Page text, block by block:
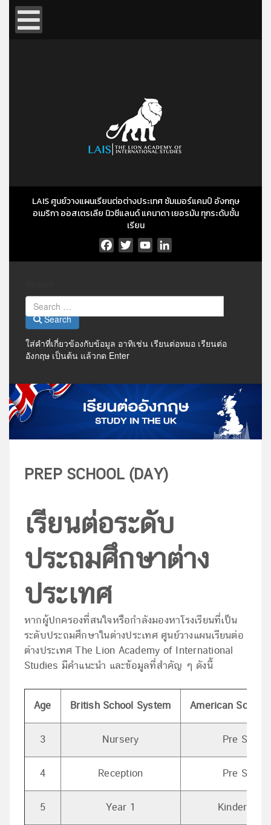
LAIS ศูนย์วางแผนเรียนต่อต่างประเทศ ซัมเมอร์แคมป์ อังกฤษ
อเมริกา ออสเตรเลีย นิวซีแลนด์ แคนาดา เยอรมัน ทุกระดับชั้น
เรียน
Facebook
TwitterYouTubeLinkedIn
Search
ใส่คำที่เกี่ยวข้องกับข้อมูล อาทิเช่น เรียนต่อหมอ เรียนต่อ
อังกฤษ เป็นต้น แล้วกด Enter
PREP SCHOOL (DAY)
เรียนต่อระดับ
ประถมศึกษาต่าง
ประเทศ
หากผู้ปกครองที่สนใจหรือกำลังมองหาโรงเรียนที่เป็น
ระดับประถมศึกษาในต่างประเทศ ศูนย์วางแผนเรียนต่อ
ต่างประเทศ The Lion Academy of International
Studies มีคำแนะนำ และข้อมูลที่สำคัญ ๆ ดังนี้
Age British School System American School
3 Nursery Pre School
4 Reception Pre School
5 Year 1